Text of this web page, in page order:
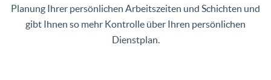
Planung Ihrer persönlichen Arbeitszeiten und Schichten und
gibt Ihnen so mehr Kontrolle über Ihren persönlichen
Dienstplan.